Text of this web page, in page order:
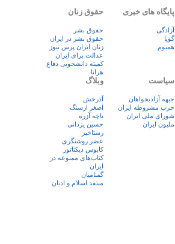
پایگاه های خبری
آزادگی
گویا
همبوم
حقوق زنان
حقوق بشر
حقوق بشر در ایران
زنان ايران پرس نيوز
عدالت برای ایران
کمیته دانشجویی دفاع
هرانا
سیاست
جبهه آزادیخواهان
حزب مشروطه ایران
شورای ملی ایران
ملیون ایران
وبلاگ
آذرخش
اصغر ارسنگ
باچه آزره
حسین یزدانی
رستاخیز
عضر روشنگری
کابوس دیکتاتور
کتاب‌های ممنوعه در
ایران
گمنامیان
منتقد اسلام و ادیان